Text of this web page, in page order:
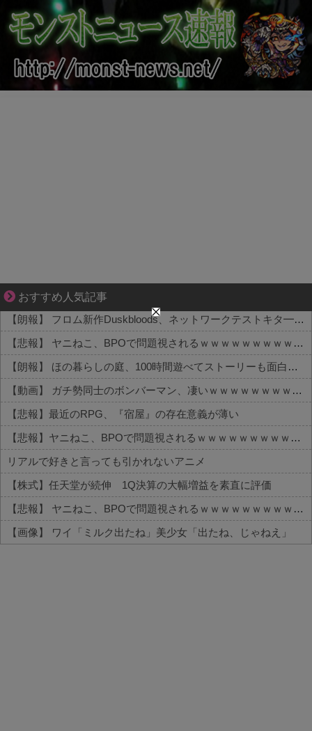
おすすめ人気記事
爽やか青年に忍び寄るストーカー疑惑
【朗報】 フロム新作Duskbloods、ネットワークテストキタ━━━━(゜∀゜)━━━━!!
【悲報】 ヤニねこ、BPOで問題視されるｗｗｗｗｗｗｗｗｗｗｗｗｗ
【朗報】 ほの暮らしの庭、100時間遊べてストーリーも面白いスタバレの上位互換だとまじで好評
【動画】 ガチ勢同士のボンバーマン、凄いｗｗｗｗｗｗｗｗｗｗｗｗ
【悲報】最近のRPG、『宿屋』の存在意義が薄い
【悲報】ヤニねこ、BPOで問題視されるｗｗｗｗｗｗｗｗｗｗｗｗｗ
リアルで好きと言っても引かれないアニメ
【株式】任天堂が続伸 1Q決算の大幅増益を素直に評価
【悲報】 ヤニねこ、BPOで問題視されるｗｗｗｗｗｗｗｗｗｗｗｗｗ
【画像】 ワイ「ミルク出たね」美少女「出たね、じゃねえ」